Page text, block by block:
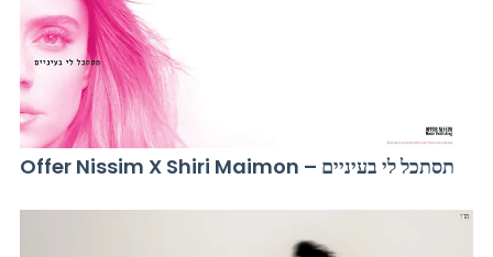
Offer Nissim X Shiri Maimon – תסתכל לי בעיניים